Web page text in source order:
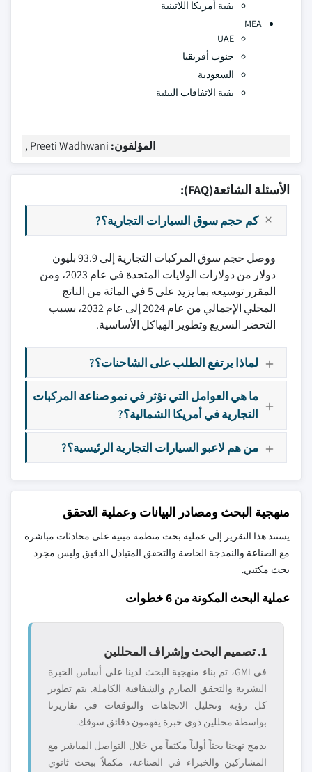
بقية أمريكا اللاتينية
MEA
UAE
جنوب أفريقيا
السعودية
بقية الاتفاقات البيئية
المؤلفون: Preeti Wadhwani ,
الأسئلة الشائعة(FAQ):
كم حجم سوق السيارات التجارية؟?
ووصل حجم سوق المركبات التجارية إلى 93.9 بليون
دولار من دولارات الولايات المتحدة في عام 2023، ومن
المقرر توسيعه بما يزيد على 5 في المائة من الناتج
المحلي الإجمالي من عام 2024 إلى عام 2032، بسبب
التحضر السريع وتطوير الهياكل الأساسية.
لماذا يرتفع الطلب على الشاحنات؟?
ما هي العوامل التي تؤثر في نمو صناعة المركبات
التجارية في أمريكا الشمالية؟?
من هم لاعبو السيارات التجارية الرئيسية؟?
منهجية البحث ومصادر البيانات وعملية التحقق
يستند هذا التقرير إلى عملية بحث منظمة مبنية على محادثات مباشرة
مع الصناعة والنمذجة الخاصة والتحقق المتبادل الدقيق وليس مجرد
بحث مكتبي.
عملية البحث المكونة من 6 خطوات
1. تصميم البحث وإشراف المحللين
في GMI، تم بناء منهجية البحث لدينا على أساس الخبرة
البشرية والتحقق الصارم والشفافية الكاملة. يتم تطوير
كل رؤية وتحليل الاتجاهات والتوقعات في تقاريرنا
بواسطة محللين ذوي خبرة يفهمون دقائق سوقك.
يدمج نهجنا بحثاً أولياً مكثفاً من خلال التواصل المباشر مع
المشاركين والخبراء في الصناعة، مكملاً ببحث ثانوي